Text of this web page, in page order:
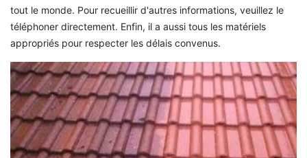
tout le monde. Pour recueillir d'autres informations, veuillez le
téléphoner directement. Enfin, il a aussi tous les matériels
appropriés pour respecter les délais convenus.